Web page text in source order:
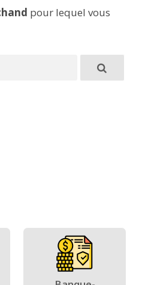
pour lequel vous